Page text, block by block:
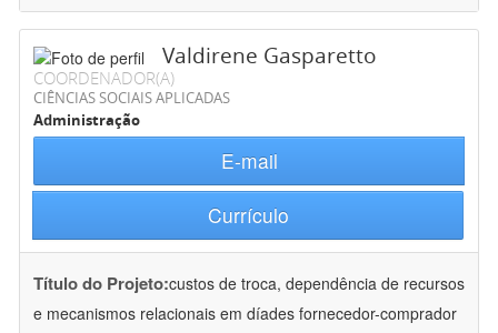
Valdirene Gasparetto
COORDENADOR(A)
CIÊNCIAS SOCIAIS APLICADAS
Administração
E-mail
Currículo
Título do Projeto:custos de troca, dependência de recursos
e mecanismos relacionais em díades fornecedor-comprador